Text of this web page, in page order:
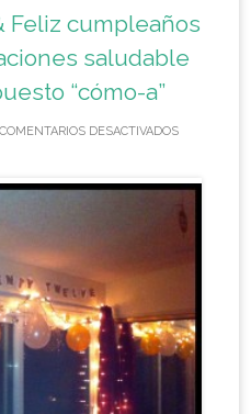
Feliz cumpleaños
saludable
“cómo-a”
COMENTARIOS DESACTIVADOS